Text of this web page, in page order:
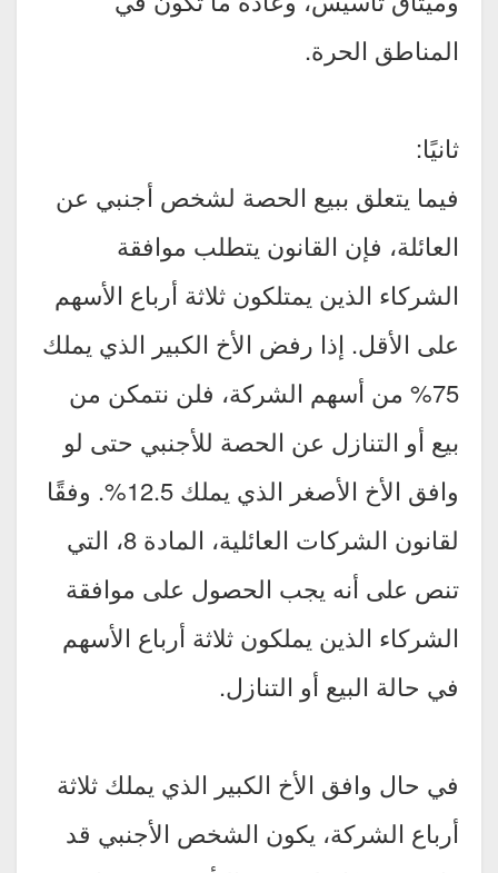
المناطق الحرة.
ثانيًا:
فيما يتعلق ببيع الحصة لشخص أجنبي عن
العائلة، فإن القانون يتطلب موافقة
الشركاء الذين يمتلكون ثلاثة أرباع الأسهم
على الأقل. إذا رفض الأخ الكبير الذي يملك
75% من أسهم الشركة، فلن نتمكن من
بيع أو التنازل عن الحصة للأجنبي حتى لو
وافق الأخ الأصغر الذي يملك 12.5%. وفقًا
لقانون الشركات العائلية، المادة 8، التي
تنص على أنه يجب الحصول على موافقة
الشركاء الذين يملكون ثلاثة أرباع الأسهم
في حالة البيع أو التنازل.
في حال وافق الأخ الكبير الذي يملك ثلاثة
أرباع الشركة، يكون الشخص الأجنبي قد